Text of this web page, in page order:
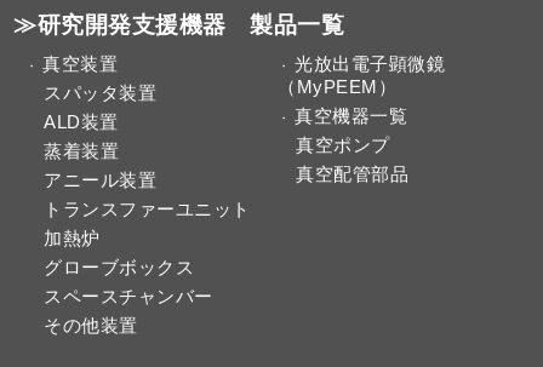
≫研究開発支援機器 製品一覧
真空装置
スパッタ装置
ALD装置
蒸着装置
アニール装置
トランスファーユニット
加熱炉
グローブボックス
スペースチャンバー
その他装置
光放出電子顕微鏡
（MyPEEM）
真空機器一覧
真空ポンプ
真空配管部品